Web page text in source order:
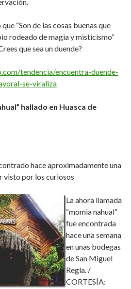
“Son de las cosas buenas que
rodeado de magia y misticismo”
que sea un duende?
tendencia/encuentra-duende-
se-viraliza
hallado en Huasca de
hace aproximadamente una
visto por los curiosos
La ahora llamada
“momia nahual”
fue encontrada
hace una semana
en unas bodegas
de San Miguel
Regla. /
CORTESÍA: